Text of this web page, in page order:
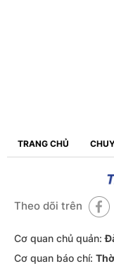
TRANG CHỦ
Theo dõi trên
Cơ quan chủ quản:
Cơ quan báo chí: